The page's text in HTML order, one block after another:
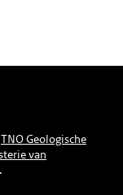
TNO Geologische
van
.